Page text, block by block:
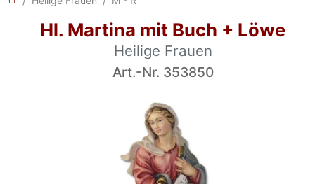
Hl. Martina mit Buch + Löwe
Heilige Frauen
Art.-Nr. 353850